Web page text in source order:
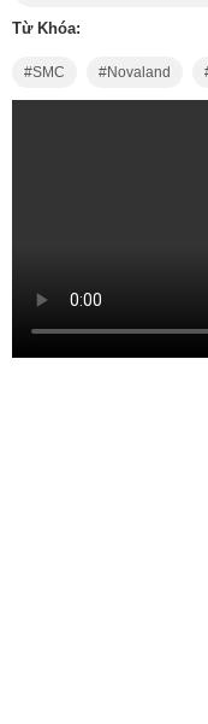
Từ Khóa:
SMC Novaland